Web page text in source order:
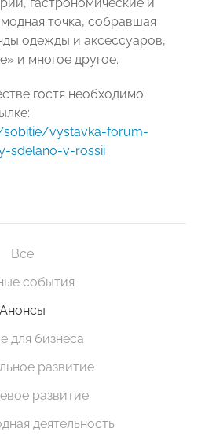
точка, собравшая
одежды и аксессуаров,
и многое другое.
гостя необходимо
vystavka-forum-
sdelano-v-rossii
Все
события
Анонсы
для бизнеса
развитие
развитие
деятельность